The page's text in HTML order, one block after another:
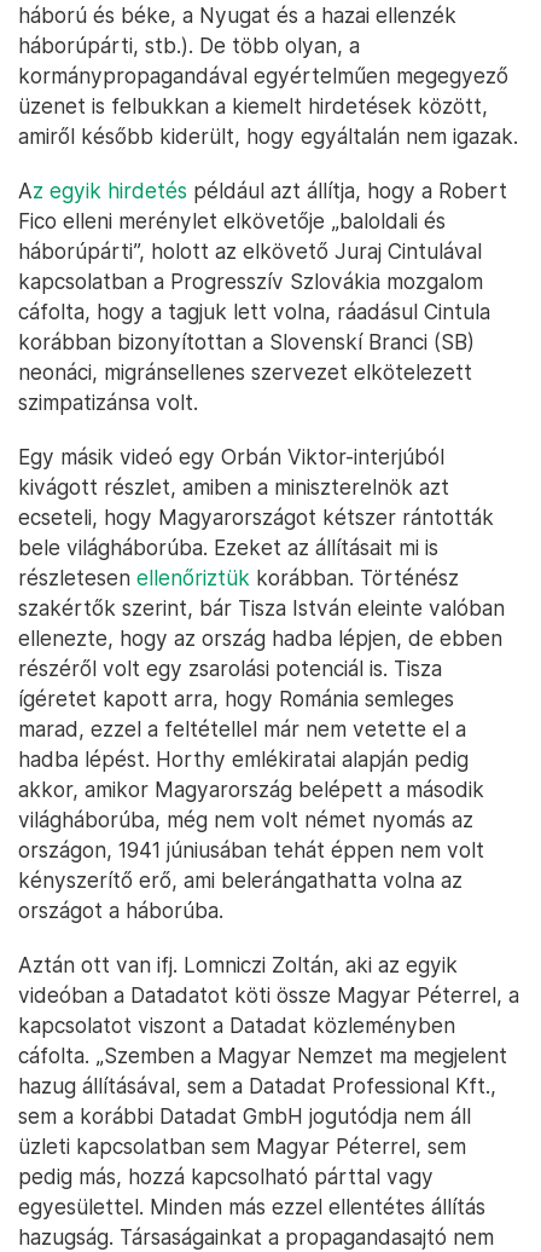
háború és béke, a Nyugat és a hazai ellenzék
háborúpárti, stb.). De több olyan, a
kormánypropagandával egyértelműen megegyező
üzenet is felbukkan a kiemelt hirdetések között,
amiről később kiderült, hogy egyáltalán nem igazak.
Az egyik hirdetés például azt állítja, hogy a Robert
Fico elleni merénylet elkövetője „baloldali és
háborúpárti”, holott az elkövető Juraj Cintulával
kapcsolatban a Progresszív Szlovákia mozgalom
cáfolta, hogy a tagjuk lett volna, ráadásul Cintula
korábban bizonyítottan a Slovenskí Branci (SB)
neonáci, migránsellenes szervezet elkötelezett
szimpatizánsa volt.
Egy másik videó egy Orbán Viktor-interjúból
kivágott részlet, amiben a miniszterelnök azt
ecseteli, hogy Magyarországot kétszer rántották
bele világháborúba. Ezeket az állításait mi is
részletesen ellenőriztük korábban. Történész
szakértők szerint, bár Tisza István eleinte valóban
ellenezte, hogy az ország hadba lépjen, de ebben
részéről volt egy zsarolási potenciál is. Tisza
ígéretet kapott arra, hogy Románia semleges
marad, ezzel a feltétellel már nem vetette el a
hadba lépést. Horthy emlékiratai alapján pedig
akkor, amikor Magyarország belépett a második
világháborúba, még nem volt német nyomás az
országon, 1941 júniusában tehát éppen nem volt
kényszerítő erő, ami belerángathatta volna az
országot a háborúba.
Aztán ott van ifj. Lomniczi Zoltán, aki az egyik
videóban a Datadatot köti össze Magyar Péterrel, a
kapcsolatot viszont a Datadat közleményben
cáfolta. „Szemben a Magyar Nemzet ma megjelent
hazug állításával, sem a Datadat Professional Kft.,
sem a korábbi Datadat GmbH jogutódja nem áll
üzleti kapcsolatban sem Magyar Péterrel, sem
pedig más, hozzá kapcsolható párttal vagy
egyesülettel. Minden más ezzel ellentétes állítás
hazugság. Társaságainkat a propagandasajtó nem